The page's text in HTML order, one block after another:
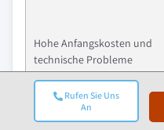
Rufen Sie Uns
An
Hohe Anfangskosten und
technische Probleme